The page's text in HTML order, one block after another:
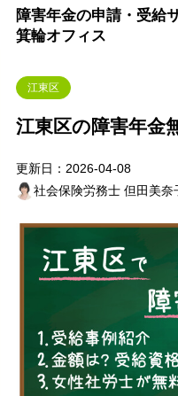
障害年金の申請・受給
箕輪オフィス
江東区
江東区の障害年金
更新日：2026-04-08
社会保険労務士 但田美奈